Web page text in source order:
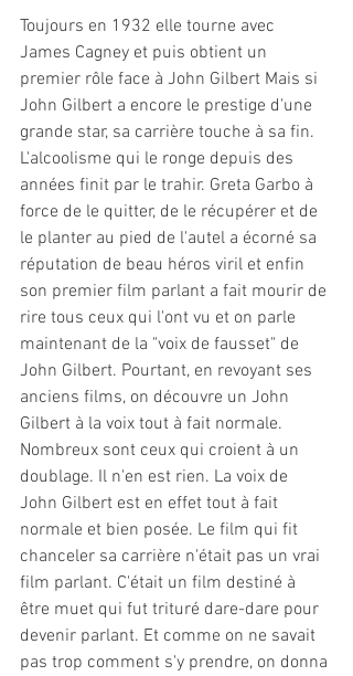
Toujours en 1932 elle tourne avec
James Cagney et puis obtient un
premier rôle face à John Gilbert Mais si
John Gilbert a encore le prestige d'une
grande star, sa carrière touche à sa fin.
L'alcoolisme qui le ronge depuis des
années finit par le trahir. Greta Garbo à
force de le quitter, de le récupérer et de
le planter au pied de l'autel a écorné sa
réputation de beau héros viril et enfin
son premier film parlant a fait mourir de
rire tous ceux qui l'ont vu et on parle
maintenant de la "voix de fausset" de
John Gilbert. Pourtant, en revoyant ses
anciens films, on découvre un John
Gilbert à la voix tout à fait normale.
Nombreux sont ceux qui croient à un
doublage. Il n'en est rien. La voix de
John Gilbert est en effet tout à fait
normale et bien posée. Le film qui fit
chanceler sa carrière n'était pas un vrai
film parlant. C'était un film destiné à
être muet qui fut trituré dare-dare pour
devenir parlant. Et comme on ne savait
pas trop comment s'y prendre, on donna